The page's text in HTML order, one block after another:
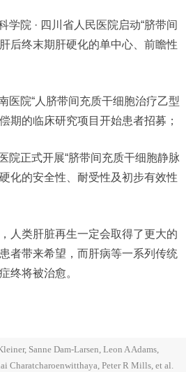
学院 · 四川省人民医院启动“脐带间
后终末期肝硬化的单中心、前瞻性
医院“人脐带间充质干细胞治疗乙型
期的临床研究项目开始患者招募；
院正式开展“脐带间充质干细胞静脉
化的安全性、耐受性及初步有效性
人类肝脏再生一定会取得了更大的
者带来希望，而肝病等一系列传统
终将被治愈。
Sanne Dam-Larsen, Leon A Adams,
Charatcharoenwitthaya, Peter R Mills, et al.